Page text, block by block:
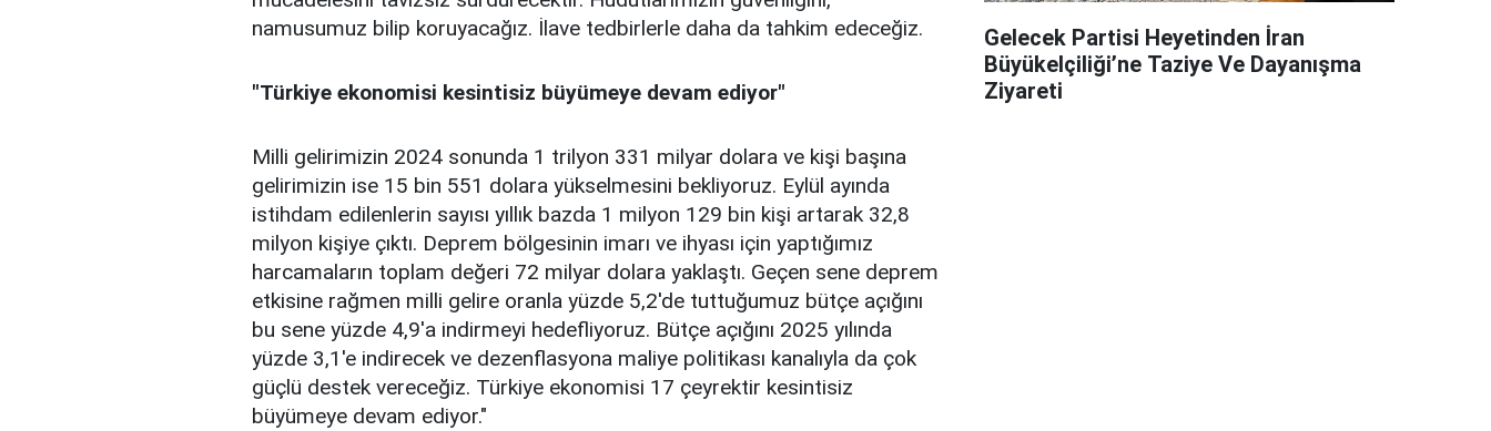
namusumuz bilip koruyacağız. İlave tedbirlerle daha da tahkim edeceğiz.
"Türkiye ekonomisi kesintisiz büyümeye devam ediyor"
Milli gelirimizin 2024 sonunda 1 trilyon 331 milyar dolara ve kişi başına
gelirimizin ise 15 bin 551 dolara yükselmesini bekliyoruz. Eylül ayında
istihdam edilenlerin sayısı yıllık bazda 1 milyon 129 bin kişi artarak 32,8
milyon kişiye çıktı. Deprem bölgesinin imarı ve ihyası için yaptığımız
harcamaların toplam değeri 72 milyar dolara yaklaştı. Geçen sene deprem
etkisine rağmen milli gelire oranla yüzde 5,2'de tuttuğumuz bütçe açığını
bu sene yüzde 4,9'a indirmeyi hedefliyoruz. Bütçe açığını 2025 yılında
yüzde 3,1'e indirecek ve dezenflasyona maliye politikası kanalıyla da çok
güçlü destek vereceğiz. Türkiye ekonomisi 17 çeyrektir kesintisiz
büyümeye devam ediyor."
Gelecek Partisi Heyetinden İran
Büyükelçiliği’ne Taziye Ve Dayanışma
Ziyareti